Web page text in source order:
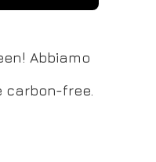
Abbiamo
carbon-free.